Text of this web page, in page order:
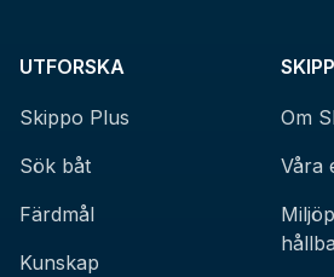
UTFORSKA
Skippo Plus
Sök båt
Färdmål
Kunskap
Om
Våra